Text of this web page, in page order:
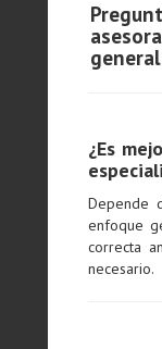
¿Es
Depende
enfoque
correcta
necesario.